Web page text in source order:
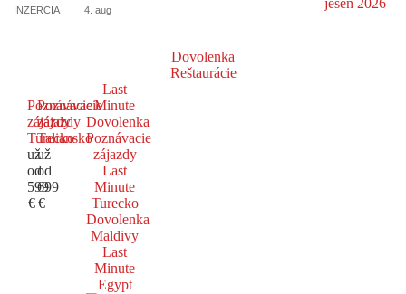
INZERCIA 4. aug
Dovolenka
Reštaurácie
Poznávacie
zájazdy
Turecko
už
od
599
€
Poznávacie
zájazdy
Taliansko
už
od
699
€
Last
Minute
Dovolenka
Poznávacie
zájazdy
Last
Minute
Turecko
Dovolenka
Maldivy
Last
Minute
Egypt